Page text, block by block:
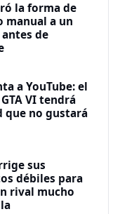
la forma de
manual a un
de
a YouTube: el
VI tendrá
que no gustará
sus
débiles para
rival mucho